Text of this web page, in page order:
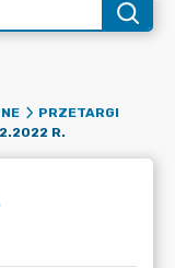
PRZETARGI
R.